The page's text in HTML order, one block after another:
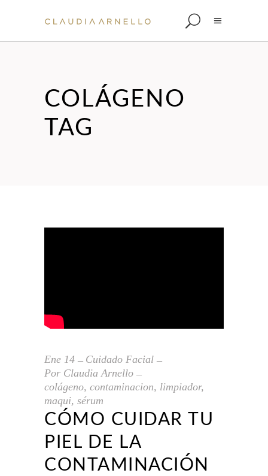
COLÁGENO
TAG
Ene 14
Cuidado Facial
Por Claudia Arnello
colágeno, contaminacion, limpiador,
maqui, sérum
CÓMO CUIDAR TU
PIEL DE LA
CONTAMINACIÓN